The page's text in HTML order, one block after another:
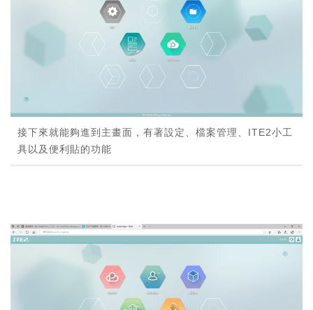
接下來就能夠進到主畫面，有著設定、檔案管理、ITE2小工
具以及便利貼的功能